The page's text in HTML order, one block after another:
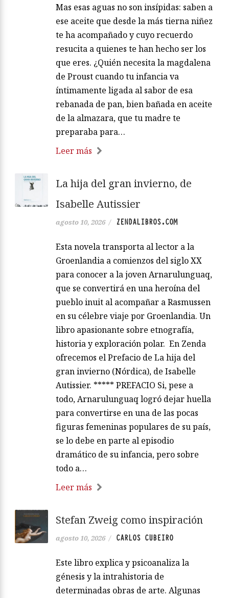
Mas esas aguas no son insípidas: saben a
ese aceite que desde la más tierna niñez
te ha acompañado y cuyo recuerdo
resucita a quienes te han hecho ser los
que eres. ¿Quién necesita la magdalena
de Proust cuando tu infancia va
íntimamente ligada al sabor de esa
rebanada de pan, bien bañada en aceite
de la almazara, que tu madre te
preparaba para…
Leer más
La hija del gran invierno, de
Isabelle Autissier
agosto 10, 2026 / ZENDALIBROS.COM
Esta novela transporta al lector a la
Groenlandia a comienzos del siglo XX
para conocer a la joven Arnarulunguaq,
que se convertirá en una heroína del
pueblo inuit al acompañar a Rasmussen
en su célebre viaje por Groenlandia. Un
libro apasionante sobre etnografía,
historia y exploración polar. En Zenda
ofrecemos el Prefacio de La hija del
gran invierno (Nórdica), de Isabelle
Autissier. ***** PREFACIO Si, pese a
todo, Arnarulunguaq logró dejar huella
para convertirse en una de las pocas
figuras femeninas populares de su país,
se lo debe en parte al episodio
dramático de su infancia, pero sobre
todo a…
Leer más
Stefan Zweig como inspiración
agosto 10, 2026 / CARLOS CUBEIRO
Este libro explica y psicoanaliza la
génesis y la intrahistoria de
determinadas obras de arte. Algunas